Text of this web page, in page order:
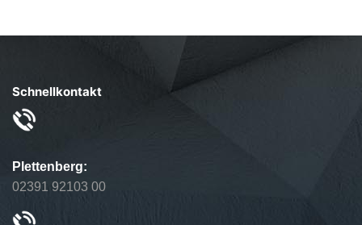
Schnellkontakt
Plettenberg:
02391 92103 00